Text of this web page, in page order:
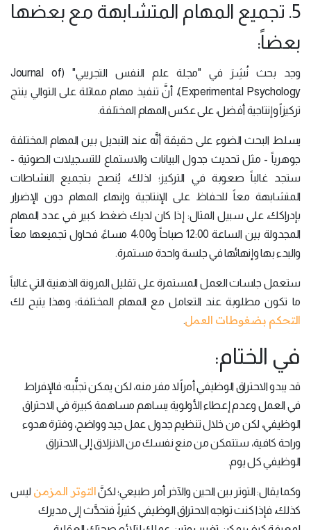
5. تجميع المهام المتشابهة مع بعضها
بعضاً:
وجد بحث نُشِرَ في "مجلة علم النفس التجريبي" (Journal of
Experimental Psychology)، أنَّ تنفيذ مهام مماثلة على التوالي ينتج
تركيزاً وإنتاجية أفضل، على عكس المهام المختلفة.
يسلط البحث الضوء على حقيقة أنَّه عند التبديل بين المهام المختلفة
جوهرياً - مثل تحديث جدول البيانات والاستماع للتسجيلات الصوتية -
ستجد غالباً صعوبة في التركيز؛ لذلك، يُنصح بتجميع النشاطات
المتشابهة معاً للحفاظ على الإنتاجية وإنهاء المهام دون الإضرار
بإدراكك، على سبيل المثال: إذا كان لديك ضغط كبير في عدد المهام
المجدولة بين الساعة 12:00 صباحاً و4:00 مساءً، فحاول تجميعها معاً
والبدء بها وإنهائها في جلسة واحدة مستمرة.
ستعمل جلسات العمل المستمرة على تقليل المرونة الذهنية التي غالباً
ما تكون مطلوبة عند التعامل مع المهام المختلفة؛ وهذا يتيح لك
التحكم بضغوطات العمل.
في الختام:
قد يبدو الاحتراق الوظيفي أمراً لا مفر منه، لكن يمكن تجنُّبه؛ فالإفراط
في العمل وعدم إعطاء الأولوية يساهم مساهمة كبيرة في الاحتراق
الوظيفي، لكن من خلال تنظيم جدول عمل جيد وواضح، وفترة هدوء
وراحة كافية، ستتمكن من منع نفسك من الانزلاق إلى الاحتراق
الوظيفي كل يوم.
وكما يقال: التوتر بين الحين والآخر أمر طبيعي؛ لكنَّالتوتر المزمن ليس
كذلك، فإذا كنت تواجه الاحتراق الوظيفي كثيراً، فتحدَّث إلى مديرك